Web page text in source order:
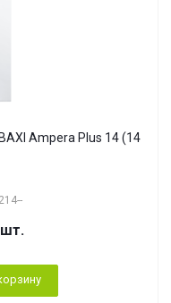
Ampera Plus 14 (14